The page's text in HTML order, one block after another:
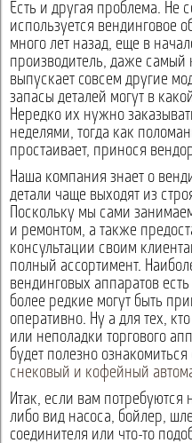
Есть и другая проблема. Не
используется вендинговое
много лет назад, еще в
производитель, даже
выпускает совсем другие
запасы деталей могут в
Нередко их нужно
неделями, тогда как
простаивает, принося
Наша компания знает о
детали чаще выходят из
Поскольку мы сами
и ремонтом, а также
консультации своим
полный ассортимент.
вендинговых аппаратов
более редкие могут быть
оперативно. Ну а для тех,
или неполадки торгового
будет полезно ознакомиться
снековый и кофейный
Итак, если вам
либо вид насоса, бойлер,
соединителя или что-то